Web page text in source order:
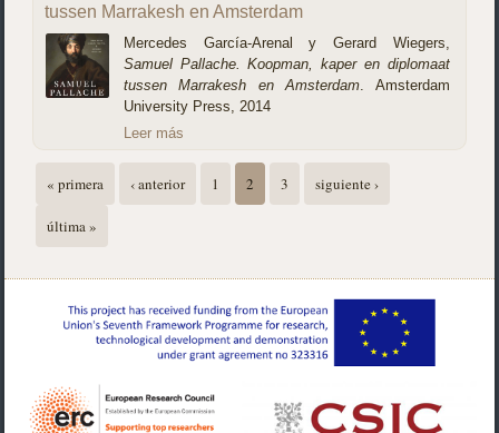
tussen Marrakesh en Amsterdam
Mercedes García-Arenal y Gerard Wiegers,
Samuel Pallache. Koopman, kaper en diplomaat
tussen Marrakesh en Amsterdam. Amsterdam
University Press, 2014
Leer más
« primera ‹ anterior 1 2 3 siguiente ›
última »